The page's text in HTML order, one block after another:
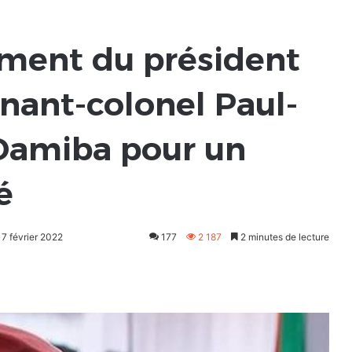
du président
colonel Paul-
pour un
février 2022 177 2 187 2 minutes de lecture